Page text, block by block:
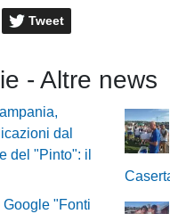
Tweet
- Altre news
dal
del "Pinto": il
Google "Fonti